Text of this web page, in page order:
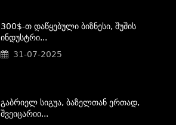
300$-Თ Დაწყებული Ბიზნესი, Შუშის
Ინდუსტრი...
31-07-2025
Გაბრიელ Სიგუა, Ბაზელთან Ერთად,
Შვეიცარიი...